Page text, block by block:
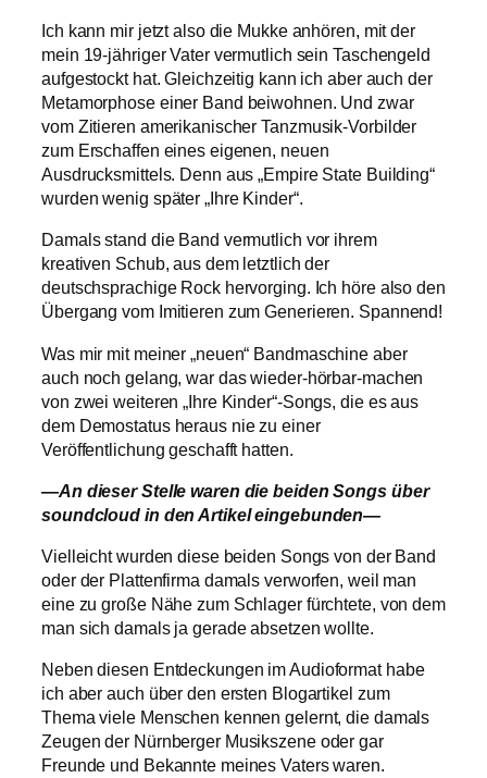
Ich kann mir jetzt also die Mukke anhören, mit der
mein 19-jähriger Vater vermutlich sein Taschengeld
aufgestockt hat. Gleichzeitig kann ich aber auch der
Metamorphose einer Band beiwohnen. Und zwar
vom Zitieren amerikanischer Tanzmusik-Vorbilder
zum Erschaffen eines eigenen, neuen
Ausdrucksmittels. Denn aus „Empire State Building“
wurden wenig später „Ihre Kinder“.
Damals stand die Band vermutlich vor ihrem
kreativen Schub, aus dem letztlich der
deutschsprachige Rock hervorging. Ich höre also den
Übergang vom Imitieren zum Generieren. Spannend!
Was mir mit meiner „neuen“ Bandmaschine aber
auch noch gelang, war das wieder-hörbar-machen
von zwei weiteren „Ihre Kinder“-Songs, die es aus
dem Demostatus heraus nie zu einer
Veröffentlichung geschafft hatten.
—An dieser Stelle waren die beiden Songs über
soundcloud in den Artikel eingebunden—
Vielleicht wurden diese beiden Songs von der Band
oder der Plattenfirma damals verworfen, weil man
eine zu große Nähe zum Schlager fürchtete, von dem
man sich damals ja gerade absetzen wollte.
Neben diesen Entdeckungen im Audioformat habe
ich aber auch über den ersten Blogartikel zum
Thema viele Menschen kennen gelernt, die damals
Zeugen der Nürnberger Musikszene oder gar
Freunde und Bekannte meines Vaters waren.